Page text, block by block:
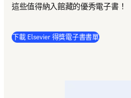
這些值得納入館藏的優秀電子書！
下載 Elsevier 得獎電子書書單(